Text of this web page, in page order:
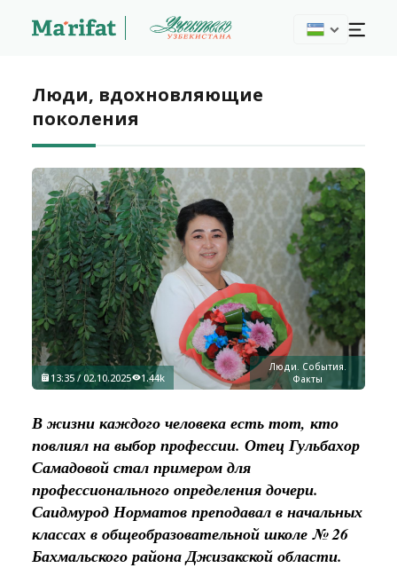
Люди, вдохновляющие
поколения
Люди. События.
Факты
13:35 / 02.10.2025 1.44k
В жизни каждого человека есть тот, кто
повлиял на выбор профессии. Отец Гульбахор
Самадовой стал примером для
профессионального определения дочери.
Саидмурод Норматов преподавал в начальных
классах в общеобразовательной школе № 26
Бахмальского района Джизакской области.